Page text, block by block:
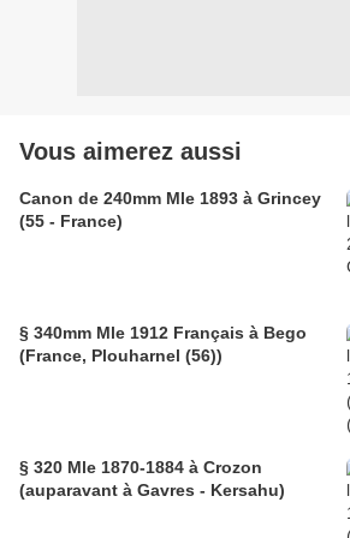
Vous aimerez aussi
Canon de 240mm Mle 1893 à Grincey
(55 - France)
§ 340mm Mle 1912 Français à Bego
(France, Plouharnel (56))
§ 320 Mle 1870-1884 à Crozon
(auparavant à Gavres - Kersahu)